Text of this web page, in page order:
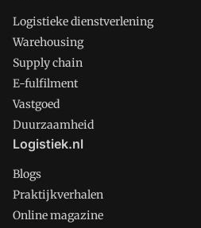
Logistieke dienstverlening
Warehousing
Supply chain
E-fulfilment
Vastgoed
Duurzaamheid
Logistiek.nl
Blogs
Praktijkverhalen
Online magazine